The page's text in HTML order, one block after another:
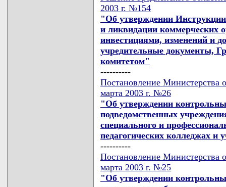
2003 г. №154
"Об утверждении Инструкции
и ликвидации коммерческих
инвестициями, изменений и
учредительные документы,
комитетом"
----------
Постановление Министерства
марта 2003 г. №26
"Об утверждении
подведомственных
специального и
педагогических колледжах и
----------
Постановление Министерства
марта 2003 г. №25
"Об утверждении